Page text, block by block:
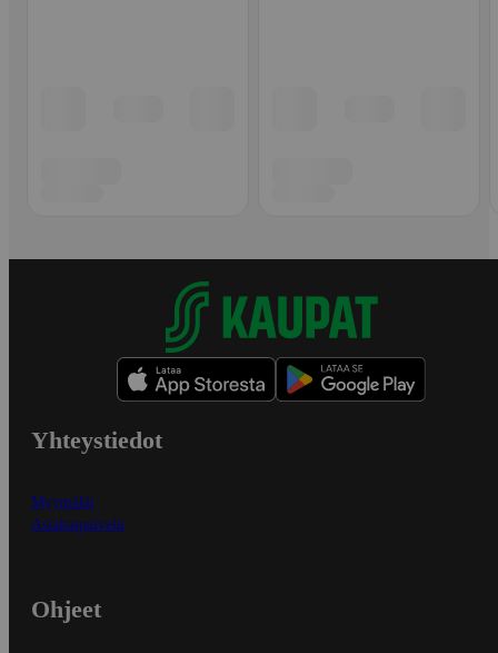
Yhteystiedot
Myymälät
Asiakaspalvelu
Ohjeet